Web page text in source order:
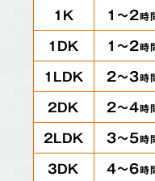
1K
1～2時
1DK 1～2時
1LDK 2～3時
2DK 2～4時
2LDK 3～5時
3DK 4～6時